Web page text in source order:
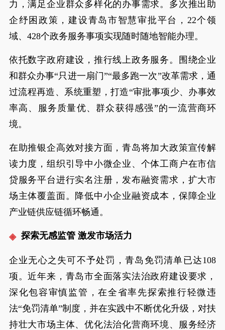
力，满足企业群众多样化的办事需求。多次推出助
企纾困政策，建设青岛市智慧审批平台，22个领
域、428个政务服务事项实现随时随地智能办理。
依托数字政府建设，推行线上政务服务。围绕企业
和群众办事“只进一扇门”“最多跑一次”改革需求，通
过流程再造、系统重塑，打造“审批事项少、办事效
率高、服务质量优、群众获得感强”的一流营商环
境。
在助推银企高效对接方面，青岛将加大政策宣传解
读力度，组织引导中小微企业、个体工商户在市信
贷服务平台进行实名注册，发布融资需求，扩大市
场主体覆盖面。降低中小企业融资成本，保障企业
产业链供应链循环畅通。
探索无感监管 激发市场活力
企业无心之失可不予处罚，青岛免罚清单已达108
项。近年来，青岛市全面落实法治政府建设要求，
深化包容审慎监管，在全省率先探索推行轻微违
法“免罚清单”制度，并在实践中不断优化升级，对扶
持壮大市场主体、优化法治化营商环境、服务经济